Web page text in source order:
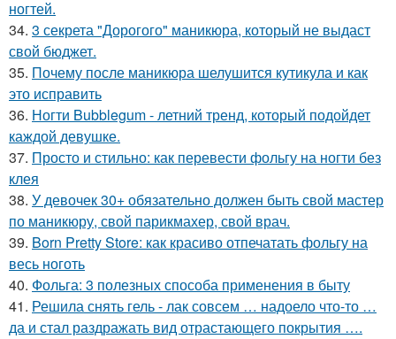
ногтей.
34. 3 секрета "Дорогого" маникюра, который не выдаст
свой бюджет.
35. Почему после маникюра шелушится кутикула и как
это исправить
36. Ногти Bubblegum - летний тренд, который подойдет
каждой девушке.
37. Просто и стильно: как перевести фольгу на ногти без
клея
38. У девочек 30+ обязательно должен быть свой мастер
по маникюру, свой парикмахер, свой врач.
39. Born Pretty Store: как красиво отпечатать фольгу на
весь ноготь
40. Фольга: 3 полезных способа применения в быту
41. Решила снять гель - лак совсем … надоело что-то …
да и стал раздражать вид отрастающего покрытия ….